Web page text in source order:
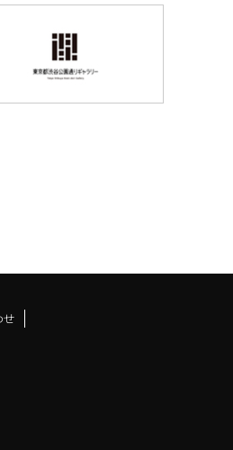
せ
facebook